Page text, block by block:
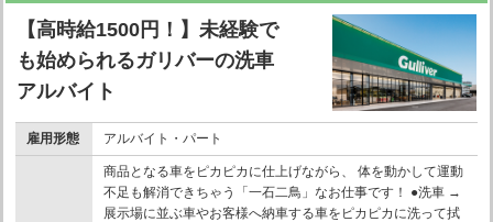
【高時給1500円！】未経験で
も始められるガリバーの洗車
アルバイト
雇用形態 アルバイト・パート
商品となる車をピカピカに仕上げながら、 体を動かして運動
不足も解消できちゃう「一石二鳥」なお仕事です！ ●洗車 →
展示場に並ぶ車やお客様へ納車する車をピカピカに洗って拭